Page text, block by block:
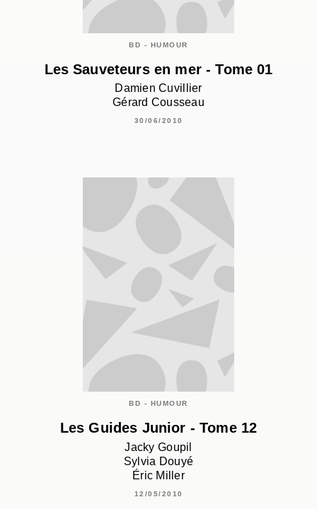
BD - HUMOUR
Les Sauveteurs en mer - Tome 01
Damien Cuvillier
Gérard Cousseau
30/06/2010
BD - HUMOUR
Les Guides Junior - Tome 12
Jacky Goupil
Sylvia Douyé
Éric Miller
12/05/2010